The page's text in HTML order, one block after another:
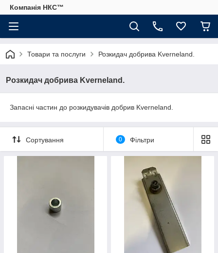
Компанія НКС™
Товари та послуги Розкидач добрива Kverneland.
Розкидач добрива Kverneland.
Запасні частин до розкидувачів добрив Kverneland.
Сортування 0 Фільтри